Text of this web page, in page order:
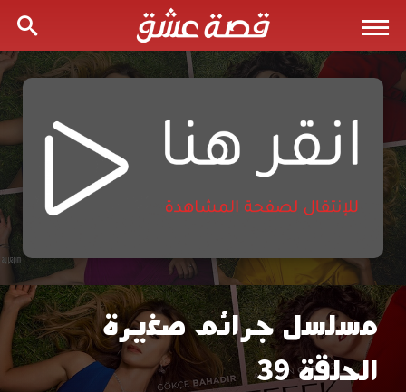
مسلسل
جرائم
مسلسل جرائم صغيرة
الحلقة 39